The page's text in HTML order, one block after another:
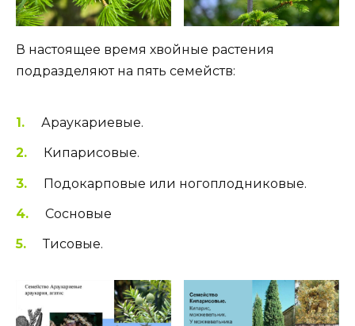
В настоящее время хвойные растения
подразделяют на пять семейств:
Араукариевые.
Кипарисовые.
Подокарповые или ногоплодниковые.
Сосновые
Тисовые.